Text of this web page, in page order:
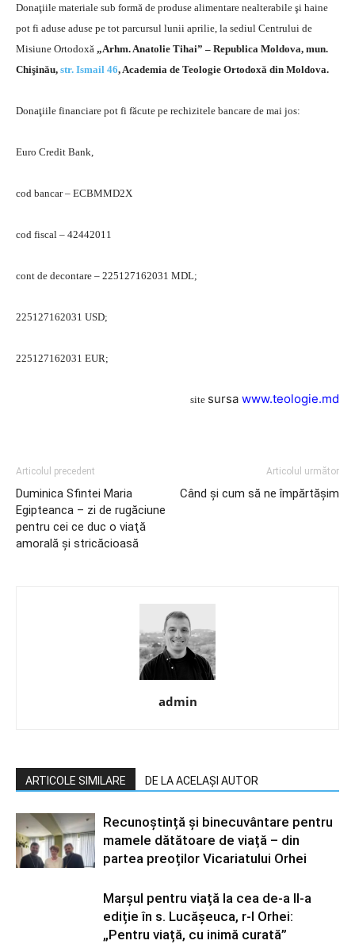
Donaţiile materiale sub formă de produse alimentare nealterabile şi haine
pot fi aduse aduse pe tot parcursul lunii aprilie, la sediul Centrului de
Misiune Ortodoxă „Arhm. Anatolie Tihai” – Republica Moldova, mun.
Chişinău, str. Ismail 46, Academia de Teologie Ortodoxă din Moldova.
Donaţiile financiare pot fi făcute pe rechizitele bancare de mai jos:
Euro Credit Bank,
cod bancar – ECBMMD2X
cod fiscal – 42442011
cont de decontare – 225127162031 MDL;
225127162031 USD;
225127162031 EUR;
site sursa www.teologie.md
Articolul precedent
Duminica Sfintei Maria
Egipteanca – zi de rugăciune
pentru cei ce duc o viaţă
amorală şi stricăcioasă
Articolul următor
Când și cum să ne împărtășim
admin
ARTICOLE SIMILARE DE LA ACELAȘI AUTOR
Recunoștință și binecuvântare pentru
mamele dătătoare de viață – din
partea preoților Vicariatului Orhei
Marșul pentru viață la cea de-a II-a
ediție în s. Lucășeuca, r-l Orhei:
„Pentru viață, cu inimă curată”